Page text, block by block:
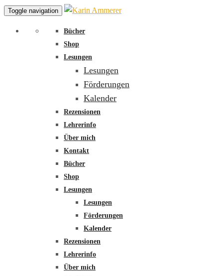
Toggle navigation
Bücher
Shop
Lesungen
Lesungen
Förderungen
Kalender
Rezensionen
Lehrerinfo
Über mich
Kontakt
Bücher
Shop
Lesungen
Lesungen
Förderungen
Kalender
Rezensionen
Lehrerinfo
Über mich